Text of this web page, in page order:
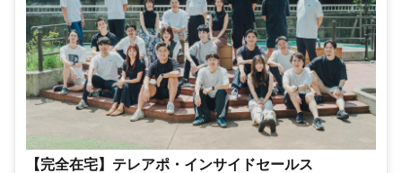
【完全在宅】テレアポ・インサイドセールス